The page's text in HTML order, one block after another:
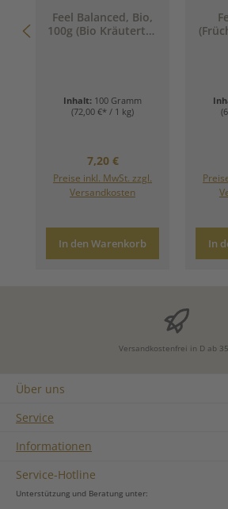
Feel Balanced, Bio,
100g (Bio Kräutertee
Inhalt: 100 Gramm
(72,00 €* / 1 kg)
Regulärer Preis:
7,20 €
Preise inkl. MwSt. zzgl.
Versandkosten
In den Warenkorb In
Versandkostenfrei in D ab
Über uns
Service
Informationen
Service-Hotline
Unterstützung und Beratung unter: